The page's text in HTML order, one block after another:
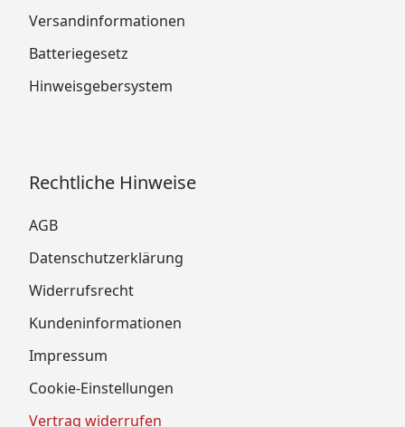
Versandinformationen
Batteriegesetz
Hinweisgebersystem
Rechtliche Hinweise
AGB
Datenschutzerklärung
Widerrufsrecht
Kundeninformationen
Impressum
Cookie-Einstellungen
Vertrag widerrufen